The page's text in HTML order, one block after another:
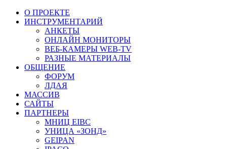
О ПРОЕКТЕ
ИНСТРУМЕНТАРИЙ
АНКЕТЫ
ОНЛАЙН МОНИТОРЫ
ВЕБ-КАМЕРЫ WEB-TV
РАЗНЫЕ МАТЕРИАЛЫ
ОБЩЕНИЕ
ФОРУМ
ЛДАЯ
МАССИВ
САЙТЫ
ПАРТНЕРЫ
МНИЦ EIBC
УНИЦА «ЗОНД»
GEIPAN